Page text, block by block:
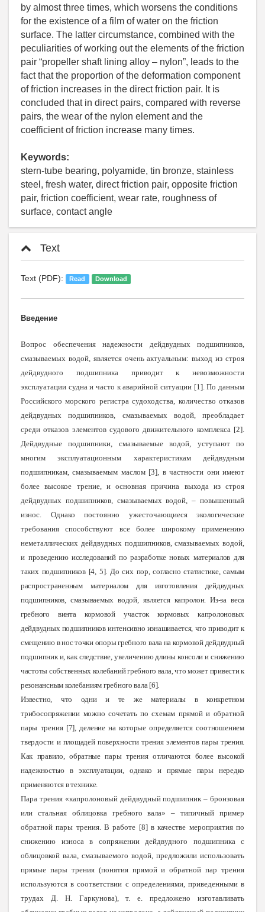
by almost three times, which worsens the conditions
for the existence of a film of water on the friction
surface. The latter circumstance, combined with the
peculiarities of working out the elements of the friction
pair “propeller shaft lining alloy – nylon”, leads to the
fact that the proportion of the deformation component
of friction increases in the direct friction pair. It is
concluded that in direct pairs, compared with reverse
pairs, the wear of the nylon element and the
coefficient of friction increase many times.
Keywords:
stern-tube bearing, polyamide, tin bronze, stainless
steel, fresh water, direct friction pair, opposite friction
pair, friction coefficient, wear rate, roughness of
surface, contact angle
Text
Text (PDF): Read Download
Введение
Вопрос обеспечения надежности дейдвудных подшипников,
смазываемых водой, является очень актуальным: выход из строя
дейдвудного подшипника приводит к невозможности
эксплуатации судна и часто к аварийной ситуации [1]. По данным
Российского морского регистра судоходства, количество отказов
дейдвудных подшипников, смазываемых водой, преобладает
среди отказов элементов судового движительного комплекса [2].
Дейдвудные подшипники, смазываемые водой, уступают по
многим эксплуатационным характеристикам дейдвудным
подшипникам, смазываемым маслом [3], в частности они имеют
более высокое трение, и основная причина выхода из строя
дейдвудных подшипников, смазываемых водой, – повышенный
износ. Однако постоянно ужесточающиеся экологические
требования способствуют все более широкому применению
неметаллических дейдвудных подшипников, смазываемых водой,
и проведению исследований по разработке новых материалов для
таких подшипников [4, 5]. До сих пор, согласно статистике, самым
распространенным материалом для изготовления дейдвудных
подшипников, смазываемых водой, является капролон. Из-за веса
гребного винта кормовой участок кормовых капролоновых
дейдвудных подшипников интенсивно изнашивается, что приводит к
смещению в нос точки опоры гребного вала на кормовой дейдвудный
подшипник и, как следствие, увеличению длины консоли и снижению
частоты собственных колебаний гребного вала, что может привести к
резонансным колебаниям гребного вала [6].
Известно, что одни и те же материалы в конкретном
трибосопряжении можно сочетать по схемам прямой и обратной
пары трения [7], деление на которые определяется соотношением
твердости и площадей поверхности трения элементов пары трения.
Как правило, обратные пары трения отличаются более высокой
надежностью в эксплуатации, однако и прямые пары нередко
применяются в технике.
Пара трения «капролоновый дейдвудный подшипник – бронзовая
или стальная облицовка гребного вала» – типичный пример
обратной пары трения. В работе [8] в качестве мероприятия по
снижению износа в сопряжении дейдвудного подшипника с
облицовкой вала, смазываемого водой, предложили использовать
прямые пары трения (понятия прямой и обратной пар трения
используются в соответствии с определениями, приведенными в
трудах Д. Н. Гаркунова), т. е. предложено изготавливать